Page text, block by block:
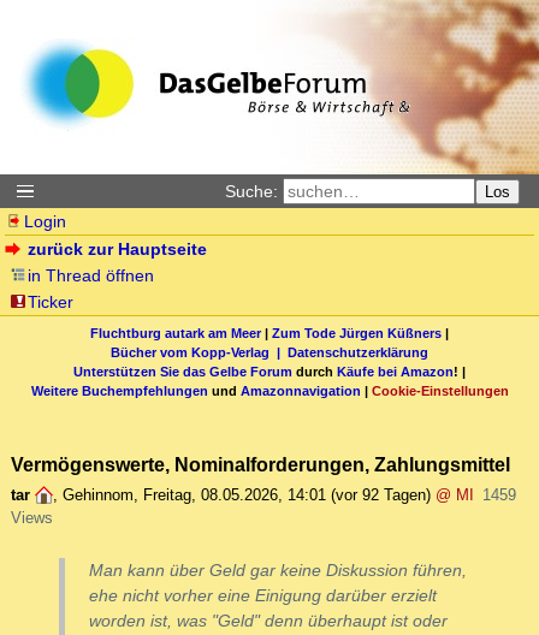
Suche: Los
Login
zurück zur Hauptseite
in Thread öffnen
Ticker
Fluchtburg autark am Meer| Zum Tode Jürgen Küßners |
Bücher vom Kopp-Verlag | Datenschutzerklärung
Unterstützen Sie das Gelbe Forum durch Käufe bei Amazon! |
Weitere Buchempfehlungen und Amazonnavigation | Cookie-Einstellungen
Vermögenswerte, Nominalforderungen, Zahlungsmittel
tar , Gehinnom, Freitag, 08.05.2026, 14:01 (vor 92 Tagen) @ MI
1459
Views
Man kann über Geld gar keine Diskussion führen,
ehe nicht vorher eine Einigung darüber erzielt
worden ist, was "Geld" denn überhaupt ist oder